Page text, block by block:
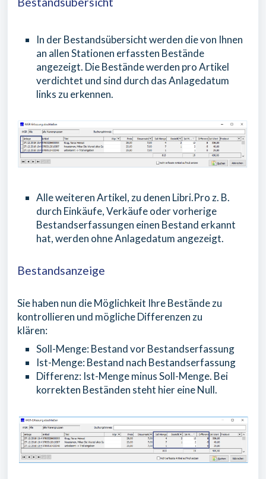
In der Bestandsübersicht werden die von Ihnen
an allen Stationen erfassten Bestände
angezeigt. Die Bestände werden pro Artikel
verdichtet und sind durch das Anlagedatum
links zu erkennen.
Alle weiteren Artikel, zu denen Libri.Pro z. B.
durch Einkäufe, Verkäufe oder vorherige
Bestandserfassungen einen Bestand erkannt
hat, werden ohne Anlagedatum angezeigt.
Bestandsanzeige
Sie haben nun die Möglichkeit Ihre Bestände zu
kontrollieren und mögliche Differenzen zu
klären:
Soll-Menge: Bestand vor Bestandserfassung
Ist-Menge: Bestand nach Bestandserfassung
Differenz: Ist-Menge minus Soll-Menge. Bei
korrekten Beständen steht hier eine Null.